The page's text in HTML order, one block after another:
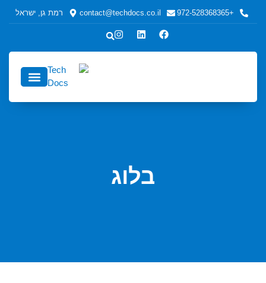
+972-528368365
contact@techdocs.co.il רמת גן, ישראל
בלוג